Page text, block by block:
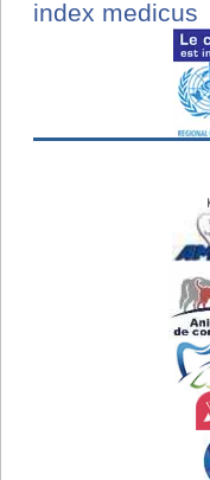
index medicus